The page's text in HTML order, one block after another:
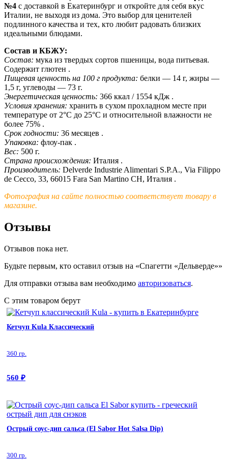
№4 с доставкой в Екатеринбург и откройте для себя вкус
Италии, не выходя из дома. Это выбор для ценителей
подлинного качества и тех, кто любит радовать близких
идеальными блюдами.
Состав и КБЖУ:
Состав: мука из твердых сортов пшеницы, вода питьевая.
Содержит глютен .
Пищевая ценность на 100 г продукта: белки — 14 г, жиры —
1,5 г, углеводы — 73 г.
Энергетическая ценность: 366 ккал / 1554 кДж .
Условия хранения: хранить в сухом прохладном месте при
температуре от 2°C до 25°C и относительной влажности не
более 75% .
Срок годности: 36 месяцев .
Упаковка: флоу-пак .
Вес: 500 г.
Страна происхождения: Италия .
Производитель: Delverde Industrie Alimentari S.P.A., Via Filippo
de Cecco, 33, 66015 Fara San Martino CH, Италия .
Фотография на сайте полностью соответствует товару в
магазине.
Отзывы
Отзывов пока нет.
Будьте первым, кто оставил отзыв на «Спагетти «Дельверде»»
Для отправки отзыва вам необходимо авторизоваться.
С этим товаром берут
Кетчуп Kula Классический
360 гр.
560 ₽
Острый соус-дип сальса (El Sabor Hot Salsa Dip)
300 гр.